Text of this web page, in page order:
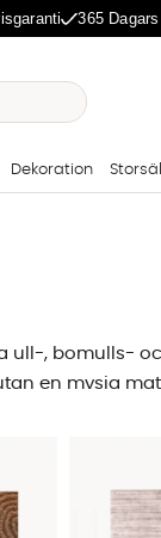
365
Dekoration
ull-, bomulls-
en mysig
på våra